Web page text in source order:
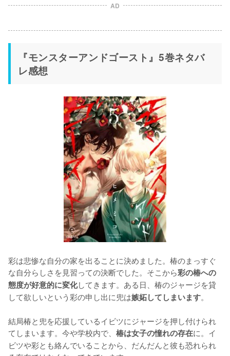
AD
『モンスターアンドゴースト』5巻ネタバ
レ感想
彩は悲惨な自分の家を出ることに決めました。椿のまっすぐ
な自分らしさを見習っての決断でした。そこから彩の椿への
態度が好意的に変化してきます。ある日、椿のジャージを貸
して欲しいという彩の申し出に兜は嫉妬してしまいます。
結局椿と兜を応援しているイビツにジャージを押し付けられ
てしまいます。今や学校内で、 椿は女子の憧れの存在に。イ
ビツや彩とも絡んでいることから、だんだんと彼も恐れられ